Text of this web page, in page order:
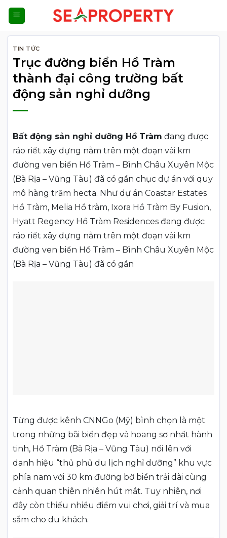
Bỏ
qua
nội
dungTIN TỨC
Trục đường biển Hồ Tràm
thành đại công trường bất
động sản nghỉ dưỡng
Bất động sản nghỉ dưỡng Hồ Tràm đang được
ráo riết xây dựng nằm trên một đoạn vài km
đường ven biển Hồ Tràm – Bình Châu Xuyên Mộc
(Bà Rịa – Vũng Tàu) đã có gần chục dự án với quy
mô hàng trăm hecta. Như dự án Coastar Estates
Hồ Tràm, Melia Hồ tràm, Ixora Hồ Tràm By Fusion,
Hyatt Regency Hồ Tràm Residences đang được
ráo riết xây dựng nằm trên một đoạn vài km
đường ven biển Hồ Tràm – Bình Châu Xuyên Mộc
(Bà Rịa – Vũng Tàu) đã có gần
Từng được kênh CNNGo (Mỹ) bình chọn là một
trong những bãi biển đẹp và hoang sơ nhất hành
tinh, Hồ Tràm (Bà Rịa – Vũng Tàu) nổi lên với
danh hiệu “thủ phủ du lịch nghỉ dưỡng” khu vực
phía nam với 30 km đường bờ biển trải dài cùng
cảnh quan thiên nhiên hút mắt. Tuy nhiên, nơi
đây còn thiếu nhiều điểm vui chơi, giải trí và mua
sắm cho du khách.